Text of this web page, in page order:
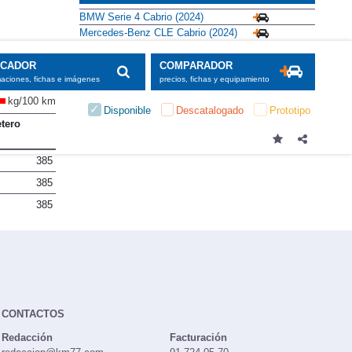
fichas e imágenes
COMPARADOR
precios, fichas y equipamiento
Disponible Descatalogado Prototipo
kg/100 km
385
385
385
BMW Serie 4 Cabrio (2024)
Mercedes-Benz CLE Cabrio (2024)
CONTACTOS
Redacción
Facturación